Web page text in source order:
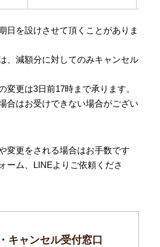
日を設けさせて頂くことがありま
、減額分に対してのみキャンセル
更は3日前17時まで承ります。
合はお受けできない場合がござい
変更をされる場合はお手数です
ーム、LINEよりご依頼くださ
キャンセル受付窓口